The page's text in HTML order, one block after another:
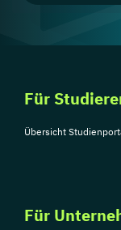
Für
Übersicht
Für